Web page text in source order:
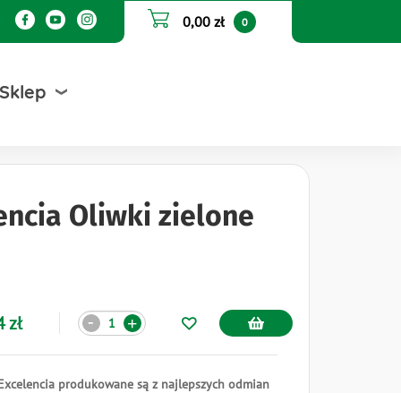
0,00 zł 0
Sklep
Oliwki zielone
zł Ilość +
-
produkowane są z najlepszych odmian